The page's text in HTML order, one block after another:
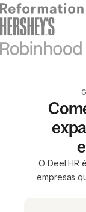
O Deel HR
empresas